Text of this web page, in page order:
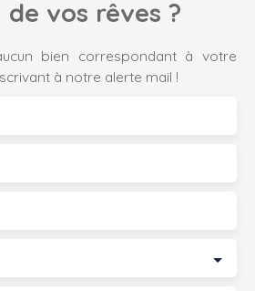
de vos rêves ?
bien correspondant à votre
à notre alerte mail !